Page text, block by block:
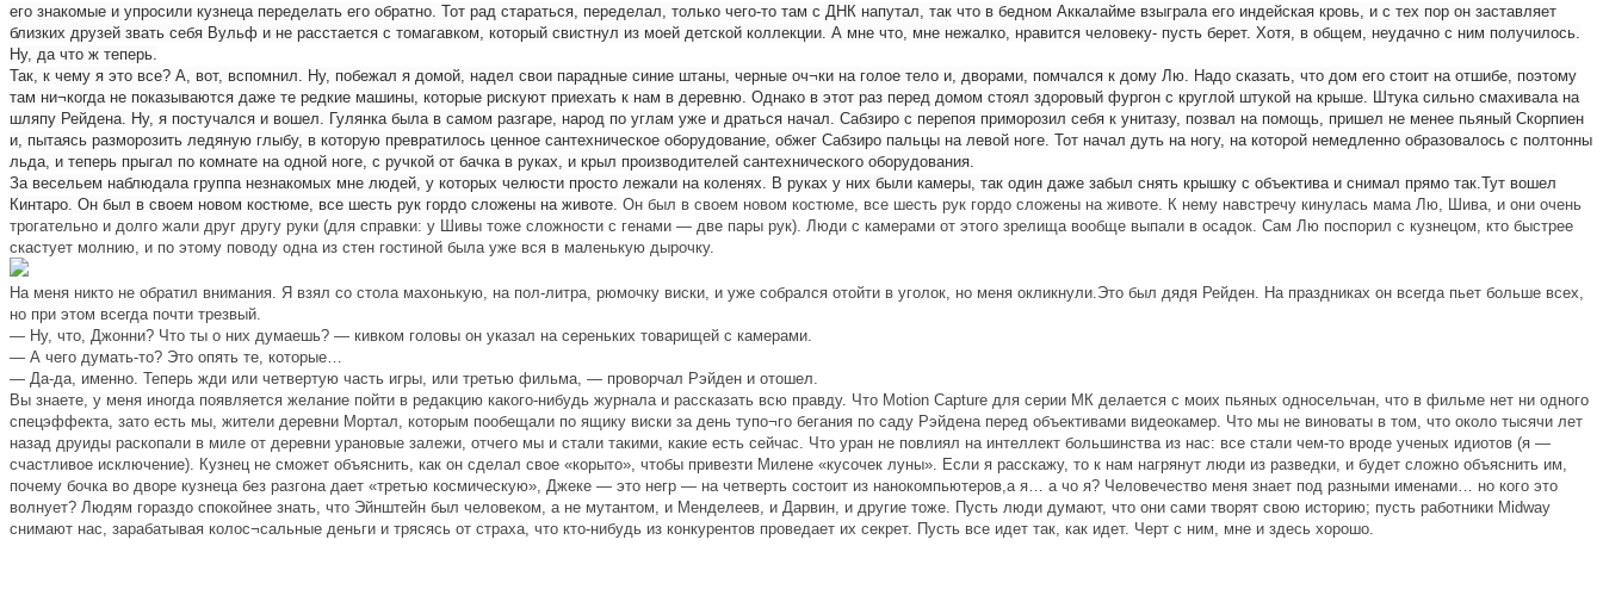
его знакомые и упросили кузнеца переделать его обратно. Тот рад стараться, переделал, только чего-то там с ДНК напутал, так что в бедном Аккалайме взыграла его индейская кровь, и с тех пор он заставляет
близких друзей звать себя Вульф и не расстается с томагавком, который свистнул из моей детской коллекции. А мне что, мне нежалко, нравится человеку- пусть берет. Хотя, в общем, неудачно с ним получилось.
Ну, да что ж теперь.
Так, к чему я это все? А, вот, вспомнил. Ну, побежал я домой, надел свои парадные синие штаны, черные оч¬ки на голое тело и, дворами, помчался к дому Лю. Надо сказать, что дом его стоит на отшибе, поэтому
там ни¬когда не показываются даже те редкие машины, которые рискуют приехать к нам в деревню. Однако в этот раз перед домом стоял здоровый фургон с круглой штукой на крыше. Штука сильно смахивала на
шляпу Рейдена. Ну, я постучался и вошел. Гулянка была в самом разгаре, народ по углам уже и драться начал. Сабзиро с перепоя приморозил себя к унитазу, позвал на помощь, пришел не менее пьяный Скорпиен
и, пытаясь разморозить ледяную глыбу, в которую превратилось ценное сантехническое оборудование, обжег Сабзиро пальцы на левой ноге. Тот начал дуть на ногу, на которой немедленно образовалось с полтонны
льда, и теперь прыгал по комнате на одной ноге, с ручкой от бачка в руках, и крыл производителей сантехнического оборудования.
За весельем наблюдала группа незнакомых мне людей, у которых челюсти просто лежали на коленях. В руках у них были камеры, так один даже забыл снять крышку с объектива и снимал прямо так.Тут вошел
Кинтаро. Он был в своем новом костюме, все шесть рук гордо сложены на животе. Он был в своем новом костюме, все шесть рук гордо сложены на животе. К нему навстречу кинулась мама Лю, Шива, и они очень
трогательно и долго жали друг другу руки (для справки: у Шивы тоже сложности с генами — две пары рук). Люди с камерами от этого зрелища вообще выпали в осадок. Сам Лю поспорил с кузнецом, кто быстрее
скастует молнию, и по этому поводу одна из стен гостиной была уже вся в маленькую дырочку.
На меня никто не обратил внимания. Я взял со стола махонькую, на пол-литра, рюмочку виски, и уже собрался отойти в уголок, но меня окликнули.Это был дядя Рейден. На праздниках он всегда пьет больше всех,
но при этом всегда почти трезвый.
— Ну, что, Джонни? Что ты о них думаешь? — кивком головы он указал на сереньких товарищей с камерами.
— А чего думать-то? Это опять те, которые…
— Да-да, именно. Теперь жди или четвертую часть игры, или третью фильма, — проворчал Рэйден и отошел.
Вы знаете, у меня иногда появляется желание пойти в редакцию какого-нибудь журнала и рассказать всю правду. Что Motion Capture для серии МК делается с моих пьяных односельчан, что в фильме нет ни одного
спецэффекта, зато есть мы, жители деревни Мортал, которым пообещали по ящику виски за день тупо¬го бегания по саду Рэйдена перед объективами видеокамер. Что мы не виноваты в том, что около тысячи лет
назад друиды раскопали в миле от деревни урановые залежи, отчего мы и стали такими, какие есть сейчас. Что уран не повлиял на интеллект большинства из нас: все стали чем-то вроде ученых идиотов (я —
счастливое исключение). Кузнец не сможет объяснить, как он сделал свое «корыто», чтобы привезти Милене «кусочек луны». Если я расскажу, то к нам нагрянут люди из разведки, и будет сложно объяснить им,
почему бочка во дворе кузнеца без разгона дает «третью космическую», Джеке — это негр — на четверть состоит из нанокомпьютеров,а я… а чо я? Человечество меня знает под разными именами… но кого это
волнует? Людям гораздо спокойнее знать, что Эйнштейн был человеком, а не мутантом, и Менделеев, и Дарвин, и другие тоже. Пусть люди думают, что они сами творят свою историю; пусть работники Midway
снимают нас, зарабатывая колос¬сальные деньги и трясясь от страха, что кто-нибудь из конкурентов проведает их секрет. Пусть все идет так, как идет. Черт с ним, мне и здесь хорошо.